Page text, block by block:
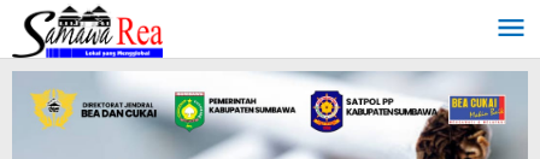
Lewati
konten